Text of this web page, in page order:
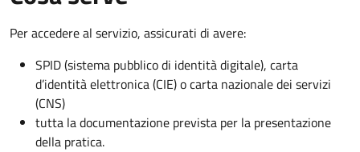
Per accedere al servizio, assicurati di avere:
SPID (sistema pubblico di identità digitale), carta
d’identità elettronica (CIE) o carta nazionale dei servizi
(CNS)
tutta la documentazione prevista per la presentazione
della pratica.